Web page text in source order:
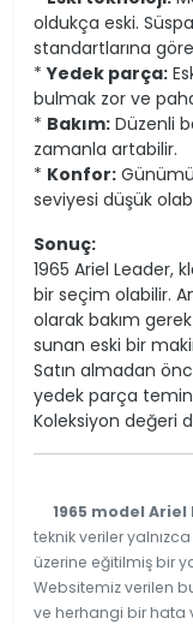
oldukça eski.
standartlarına
*Yedek parça:
bulmak zor ve
* Bakım: Düzenli
zamanla artabilir.
* Konfor:
seviyesi düşük
Sonuç:
1965 Ariel Leader,
bir seçim olabilir.
olarak bakım
sunan eski bir
Satın almadan
yedek parça
Koleksiyon değeri
1965 model Ariel
teknik veriler
üzerine eğitilmiş bir
Websitemiz verilen
ve herhangi bir hata